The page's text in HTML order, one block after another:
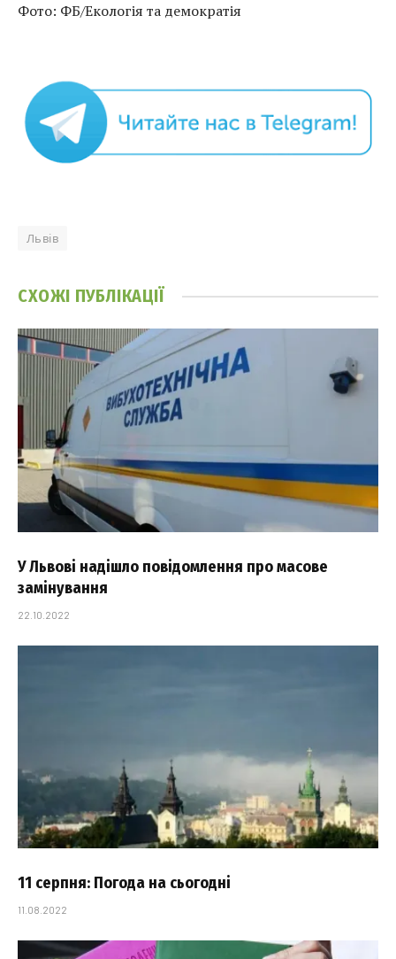
Фото: ФБ/Екологія та демократія
Львів
СХОЖІ ПУБЛІКАЦІЇ
У Львові надішло повідомлення про масове
замінування
22.10.2022
11 серпня: Погода на сьогодні
11.08.2022